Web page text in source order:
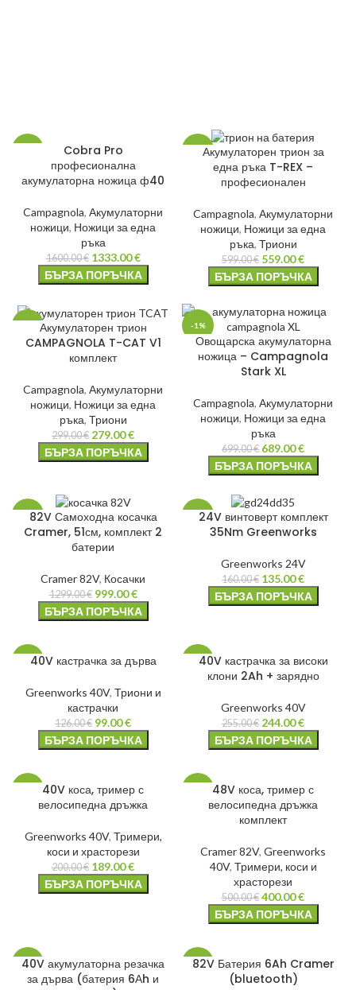
НОВО
Cobra Pro
професионална
акумулаторна ножица ф40
Campagnola, Акумулаторни
ножици, Ножици за една
ръка
1600.00€ 1333.00€
БЪРЗА ПОРЪЧКА
-7%Акумулаторен трион за
една ръка T-REX –
професионален
Campagnola, Акумулаторни
ножици, Ножици за една
ръка, Триони
599.00€ 559.00€
БЪРЗА ПОРЪЧКА
Акумулаторен трион
CAMPAGNOLA T-CAT V1
комплект
Campagnola, Акумулаторни
ножици, Ножици за една
ръка, Триони
299.00€ 279.00€
БЪРЗА ПОРЪЧКА
-1%
Овощарска акумулаторна
ножица – Campagnola
Stark XL
Campagnola, Акумулаторни
ножици, Ножици за една
ръка
699.00€ 689.00€
БЪРЗА ПОРЪЧКА
-23%82V Самоходна косачка
Cramer, 51см, комплект 2
батерии
Cramer 82V, Косачки
1299.00€ 999.00€
БЪРЗА ПОРЪЧКА
-16%24V винтоверт комплект
35Nm Greenworks
Greenworks 24V
160.00€ 135.00€
БЪРЗА ПОРЪЧКА
-21%40V кастрачка за дърва
Greenworks 40V, Триони и
кастрачки
126.00€ 99.00€
БЪРЗА ПОРЪЧКА
-4%40V кастрачка за високи
клони 2Ah + зарядно
Greenworks 40V
255.00€ 244.00€
БЪРЗА ПОРЪЧКА
40V коса, тример с
велосипедна дръжка
Greenworks 40V, Тримери,
коси и храсторези
200.00€ 189.00€
БЪРЗА ПОРЪЧКА
48V коса, тример с
велосипедна дръжка
комплект
Cramer 82V, Greenworks
40V, Тримери, коси и
храсторези
500.00€ 400.00€
БЪРЗА ПОРЪЧКА
-9%
40V акумулаторна резачка
за дърва (батерия 6Аh и
-11%
82V Батерия 6Ah Cramer
(bluetooth)